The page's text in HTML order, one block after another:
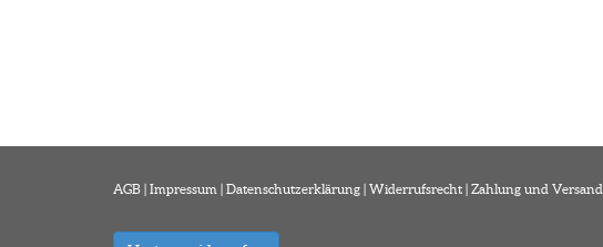
AGB | Impressum | Datenschutzerklärung | Widerrufsrecht | Zahlung und Versand